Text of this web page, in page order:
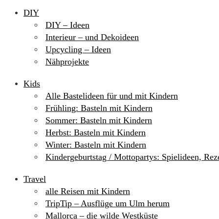
DIY
DIY – Ideen
Interieur – und Dekoideen
Upcycling – Ideen
Nähprojekte
Kids
Alle Bastelideen für und mit Kindern
Frühling: Basteln mit Kindern
Sommer: Basteln mit Kindern
Herbst: Basteln mit Kindern
Winter: Basteln mit Kindern
Kindergeburtstag / Mottopartys: Spielideen,
Travel
alle Reisen mit Kindern
TripTip – Ausflüge um Ulm herum
Mallorca – die wilde Westküste